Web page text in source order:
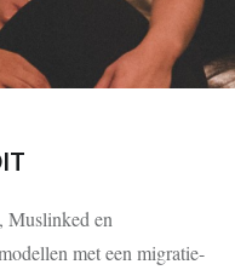
en
met een migratie-